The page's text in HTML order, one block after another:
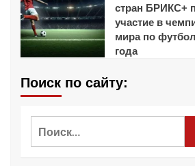
стран БРИКС+
участие в
мира по
года
Поиск по сайту: